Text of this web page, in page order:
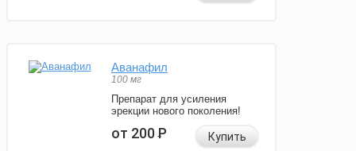
Аванафил
100 мг
Препарат для усиления
эрекции нового поколения!
от 200Р Купить